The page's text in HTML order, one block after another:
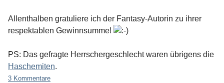
Allenthalben gratuliere ich der Fantasy-Autorin zu ihrer
respektablen Gewinnsumme!
PS: Das gefragte Herrschergeschlecht waren übrigens die
Haschemiten.
3 Kommentare